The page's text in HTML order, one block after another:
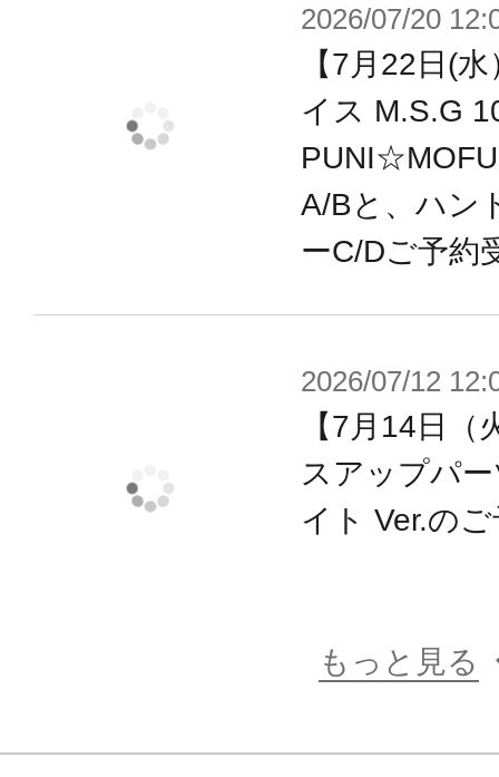
褐色のスキンカラーを採用しました
・素体モードの腕脚は褐色のスキン
・新規デザインの3種の塗装済み顔
・アーマーを身に着けた「武装モー
「素体モード」をパーツ差し替えで
・“マシニーカ”素体驚異の可動範囲
ットシーンを想定して遊ぶことがで
・各部に配置された3mm径のジョ
既存『M.S.G』『フレームアームズ
ール』『ヘキサギア』『創彩少女庭
2026/07/20
【7月22日(
イス M.S.G
A/Bと、ハン
ーC/Dご予約
2026/07/12
【7月14日
スアップパ
イト Ver.の
もっと見る